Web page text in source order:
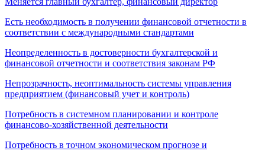
Есть необходимость в получении финансовой отчетности в
соответствии с международными стандартами
Неопределенность в достоверности бухгалтерской и
финансовой отчетности и соответствия законам РФ
Непрозрачность, неоптимальность системы управления
предприятием (финансовый учет и контроль)
Потребность в системном планировании и контроле
финансово-хозяйственной деятельности
Потребность в точном экономическом прогнозе и